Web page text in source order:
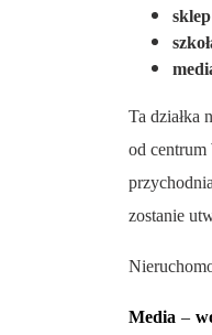
sklep
Ta działka
od centrum
zostanie
Media –